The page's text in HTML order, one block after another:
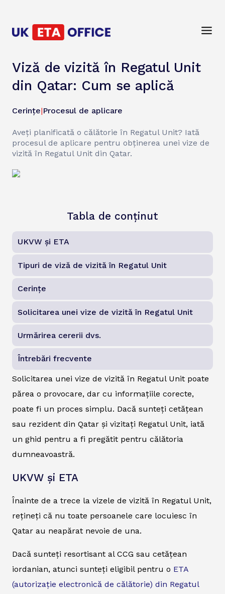
Viză de vizită în Regatul Unit
din Qatar: Cum se aplică
Cerințe|Procesul de aplicare
Aveți planificată o călătorie în Regatul Unit? Iată
procesul de aplicare pentru obținerea unei vize de
vizită în Regatul Unit din Qatar.
Tabla de conținut
UKVW și ETA
Tipuri de viză de vizită în Regatul Unit
Cerințe
Solicitarea unei vize de vizită în Regatul Unit
Urmărirea cererii dvs.
Întrebări frecvente
Solicitarea unei vize de vizită în Regatul Unit poate
părea o provocare, dar cu informațiile corecte,
poate fi un proces simplu. Dacă sunteți cetățean
sau rezident din Qatar și vizitați Regatul Unit, iată
un ghid pentru a fi pregătit pentru călătoria
dumneavoastră.
UKVW și ETA
Înainte de a trece la vizele de vizită în Regatul Unit,
rețineți că nu toate persoanele care locuiesc în
Qatar au neapărat nevoie de una.
Dacă sunteți resortisant al CCG sau cetățean
iordanian, atunci sunteți eligibil pentru o ETA
(autorizație electronică de călătorie) din Regatul